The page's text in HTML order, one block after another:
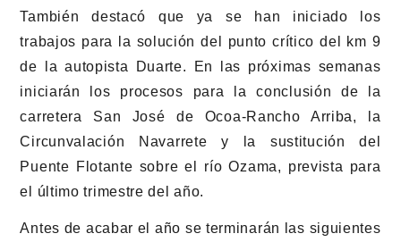
También destacó que ya se han iniciado los
trabajos para la solución del punto crítico del km 9
de la autopista Duarte. En las próximas semanas
iniciarán los procesos para la conclusión de la
carretera San José de Ocoa-Rancho Arriba, la
Circunvalación Navarrete y la sustitución del
Puente Flotante sobre el río Ozama, prevista para
el último trimestre del año.
Antes de acabar el año se terminarán las siguientes